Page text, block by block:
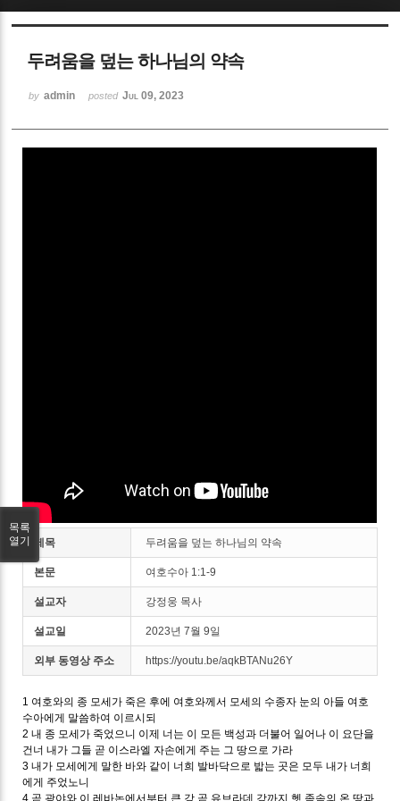
두려움을 덮는 하나님의 약속
by admin posted Jul 09, 2023
제목 두려움을 덮는 하나님의 약속
본문 여호수아 1:1-9
설교자 강정웅 목사
설교일 2023년 7월 9일
외부 동영상 주소 https://youtu.be/aqkBTANu26Y
1 여호와의 종 모세가 죽은 후에 여호와께서 모세의 수종자 눈의 아들 여호
수아에게 말씀하여 이르시되
2 내 종 모세가 죽었으니 이제 너는 이 모든 백성과 더불어 일어나 이 요단을
건너 내가 그들 곧 이스라엘 자손에게 주는 그 땅으로 가라
3 내가 모세에게 말한 바와 같이 너희 발바닥으로 밟는 곳은 모두 내가 너희
에게 주었노니
4 곧 광야와 이 레바논에서부터 큰 강 곧 유브라데 강까지 헷 족속의 온 땅과
목록
열기
Sketchbook5, 스케치북5